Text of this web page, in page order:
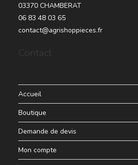
03370 CHAMBERAT
06 83 48 03 65
contact@agrishoppieces.fr
Accueil
Boutique
Demande de devis
Mon compte